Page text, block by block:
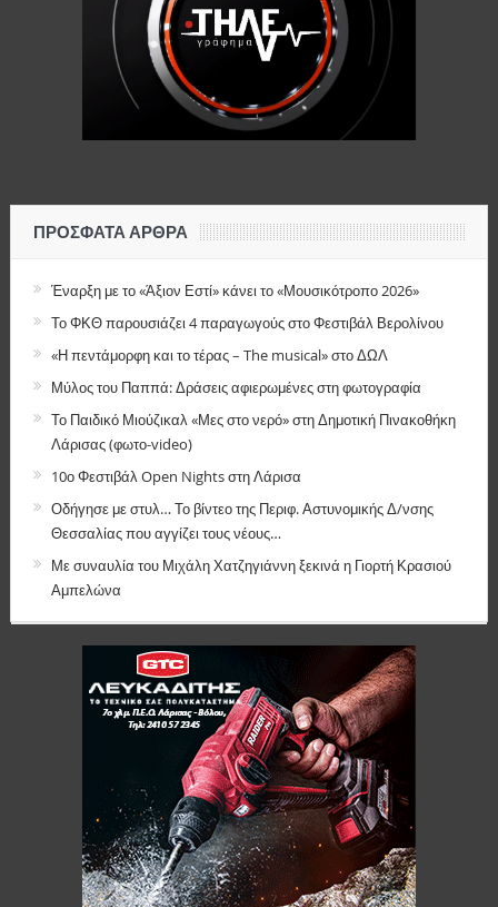
ΠΡΌΣΦΑΤΑ ΆΡΘΡΑ
Έναρξη με το «Άξιον Εστί» κάνει το «Μουσικότροπο 2026»
Το ΦΚΘ παρουσιάζει 4 παραγωγούς στο Φεστιβάλ Βερολίνου
«Η πεντάμορφη και το τέρας – The musical» στο ΔΩΛ
Μύλος του Παππά: Δράσεις αφιερωμένες στη φωτογραφία
Το Παιδικό Μιούζικαλ «Μες στο νερό» στη Δημοτική Πινακοθήκη
Λάρισας (φωτο-video)
10ο Φεστιβάλ Open Nights στη Λάρισα
Οδήγησε με στυλ… Το βίντεο της Περιφ. Αστυνομικής Δ/νσης
Θεσσαλίας που αγγίζει τους νέους…
Με συναυλία του Μιχάλη Χατζηγιάννη ξεκινά η Γιορτή Κρασιού
Αμπελώνα